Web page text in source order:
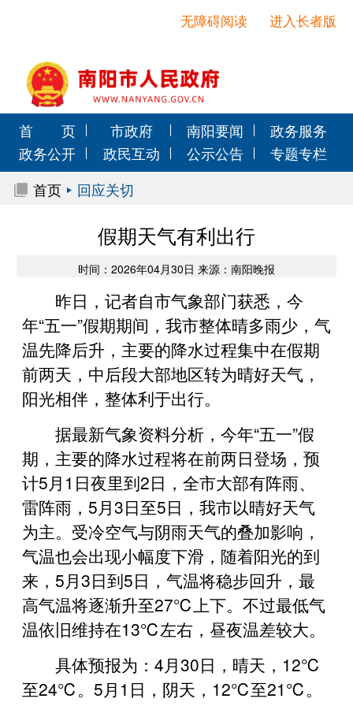
进入长者版
无障碍阅读
首 页 市政府 南阳要闻
政务服务
政务公开
政民互动 公示公告
专题专栏
首页
回应关切
假期天气有利出行
时间：2026年04月30日 来源：南阳晚报
昨日，记者自市气象部门获悉，今
年“五一”假期期间，我市整体晴多雨少，气
温先降后升，主要的降水过程集中在假期
前两天，中后段大部地区转为晴好天气，
阳光相伴，整体利于出行。
据最新气象资料分析，今年“五一”假
期，主要的降水过程将在前两日登场，预
计5月1日夜里到2日，全市大部有阵雨、
雷阵雨，5月3日至5日，我市以晴好天气
为主。受冷空气与阴雨天气的叠加影响，
气温也会出现小幅度下滑，随着阳光的到
来，5月3日到5日，气温将稳步回升，最
高气温将逐渐升至27℃上下。不过最低气
温依旧维持在13℃左右，昼夜温差较大。
具体预报为：4月30日，晴天，12℃
至24℃。5月1日，阴天，12℃至21℃。